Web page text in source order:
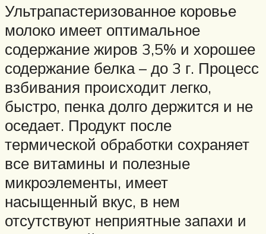
Ультрапастеризованное коровье
молоко имеет оптимальное
содержание жиров 3,5% и хорошее
содержание белка – до 3 г. Процесс
взбивания происходит легко,
быстро, пенка долго держится и не
оседает. Продукт после
термической обработки сохраняет
все витамины и полезные
микроэлементы, имеет
насыщенный вкус, в нем
отсутствуют неприятные запахи и